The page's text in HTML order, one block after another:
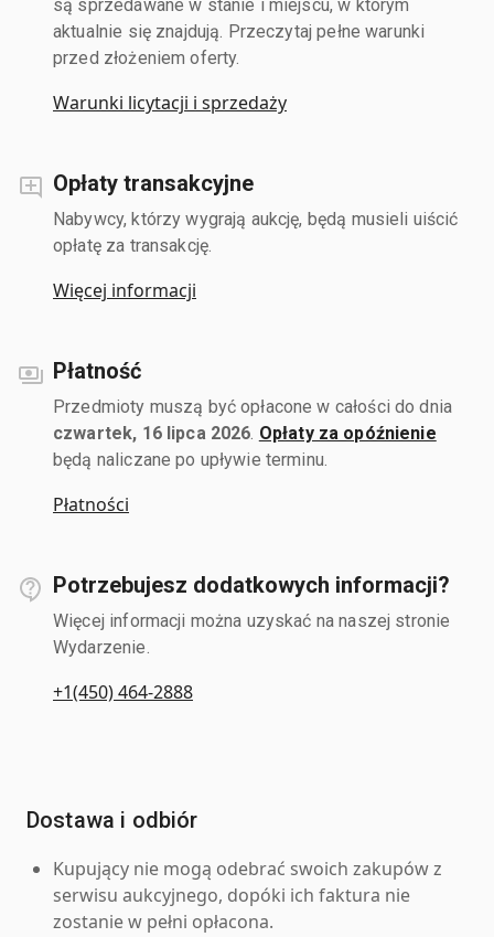
są sprzedawane w stanie i miejscu, w którym
aktualnie się znajdują. Przeczytaj pełne warunki
przed złożeniem oferty.
Warunki licytacji i sprzedaży
Opłaty transakcyjne
Nabywcy, którzy wygrają aukcję, będą musieli uiścić
opłatę za transakcję.
Więcej informacji
Płatność
Przedmioty muszą być opłacone w całości do dnia
czwartek, 16 lipca 2026 Opłaty za opóźnienie
będą naliczane po upływie terminu.
Płatności
Potrzebujesz dodatkowych informacji?
Więcej informacji można uzyskać na naszej stronie
Wydarzenie.
+1(450) 464-2888
Dostawa i odbiór
Kupujący nie mogą odebrać swoich zakupów z
serwisu aukcyjnego, dopóki ich faktura nie
zostanie w pełni opłacona.